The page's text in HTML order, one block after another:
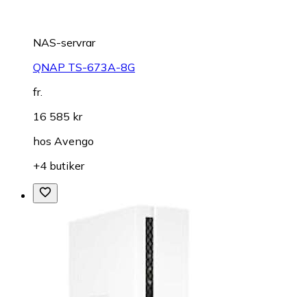
NAS-servrar
QNAP TS-673A-8G
fr.
16 585 kr
hos Avengo
+4 butiker